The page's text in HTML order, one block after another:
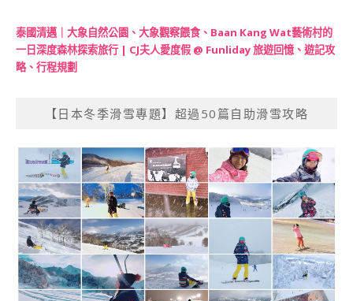
泰國清邁｜大象自然公園、大象觀察餵食、Baan Kang Wat藝術村的
一日深度森林探索旅行 | CJ夫人愛度假 @ Funliday 旅遊回憶、遊記攻
略、行程規劃
【日本冬季滑雪專題】超過50篇自助滑雪攻略